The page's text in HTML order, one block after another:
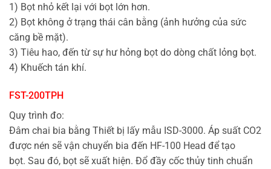
1) Bọt nhỏ kết lại với bọt lớn hơn.
2) Bọt không ở trạng thái cân bằng (ảnh hưởng của sức
căng bề mặt).
3) Tiêu hao, đến từ sự hư hỏng bọt do dòng chất lỏng bọt.
4) Khuếch tán khí.
FST-200TPH
Quy trình đo:
Đâm chai bia bằng Thiết bị lấy mẫu ISD-3000. Áp suất CO2
được nén sẽ vận chuyển bia đến HF-100 Head để tạo
bọt. Sau đó, bọt sẽ xuất hiện. Đổ đầy cốc thủy tinh chuẩn